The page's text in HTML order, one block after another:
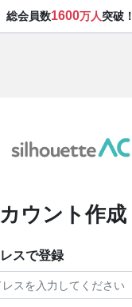
総会員数1600万人突破！
ウント作成
スで登録